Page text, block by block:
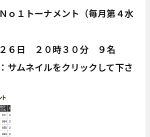
ｏ１トーナメント（毎月第４水
６日 ２０時３０分 ９名
サムネイルをクリックして下さ